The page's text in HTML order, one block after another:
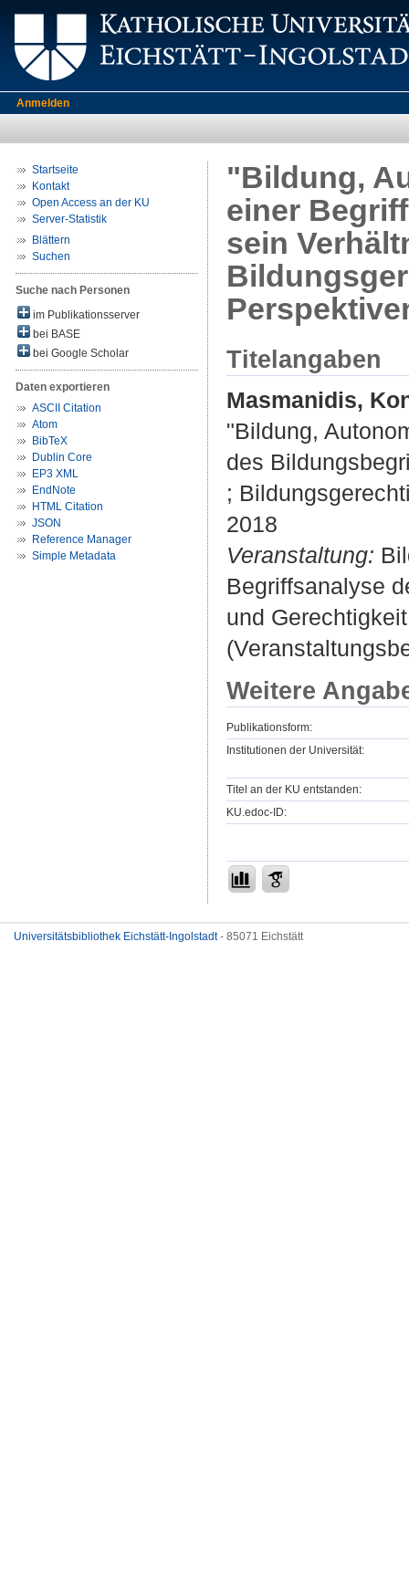
Anmelden
Startseite
Kontakt
Open Access an der KU
Server-Statistik
Blättern
Suchen
Suche nach Personen
im Publikationsserver
bei BASE
bei Google Scholar
Daten exportieren
ASCII Citation
Atom
BibTeX
Dublin Core
EP3 XML
EndNote
HTML Citation
JSON
Reference Manager
Simple Metadata
"Bildung,
einer
sein
Titelangaben
Masmanidis,
"Bildung,
des
;
2018
Veranstaltung:
Begriffsanalyse
und
Weitere
Publikationsform:
Institutionen der Universität:
Titel an der KU entstanden:
KU.edoc-ID:
Universitätsbibliothek Eichstätt-Ingolstadt- 85071 Eichstätt